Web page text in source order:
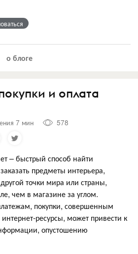
о блоге
и оплата
7 мин
578
– быстрый способ найти
предметы интерьера,
точки мира или страны,
чем в магазине за углом.
покупки, совершенным
ресурсы, может привести к
опустошению